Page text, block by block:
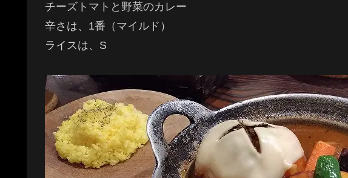
チーズトマトと野菜のカレー
辛さは、1番（マイルド）
ライスは、S